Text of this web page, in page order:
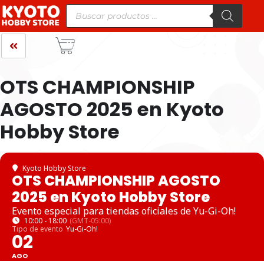
OTS CHAMPIONSHIP
AGOSTO 2025 en Kyoto
Hobby Store
Kyoto Hobby Store
OTS CHAMPIONSHIP AGOSTO
2025 en Kyoto Hobby Store
Evento especial para tiendas oficiales de Yu-Gi-Oh!
10:00 - 18:00 (GMT-05:00)
Tipo de evento Yu-Gi-Oh!
02
AGO